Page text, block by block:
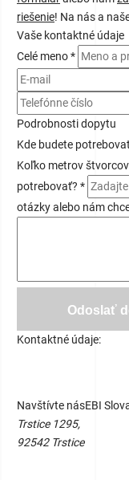
riešenie! Na nás a
Vaše kontaktné údaje
Celé meno *
Podrobnostidopytu
Kde budete
Koľko metrov
potrebovať? *
otázky alebo nám
Odoslať
Kontaktné údaje:
Navštívte násEBI
Trstice 1295,
92542 Trstice